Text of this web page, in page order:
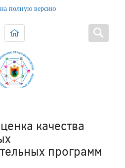
полную версию
качества
программ